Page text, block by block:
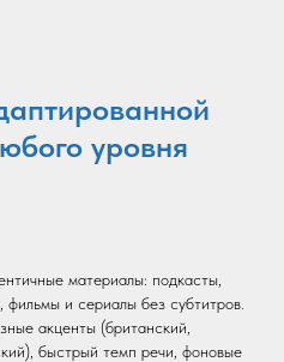
уровня
материалы: подкасты,
фильмы и сериалы без субтитров.
акценты (британский,
быстрый темп речи, фоновые